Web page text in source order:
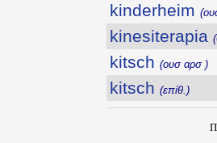
kinderheim
kinesiterapia
kitsch (ουσ αρσ )
kitsch (επίθ.)